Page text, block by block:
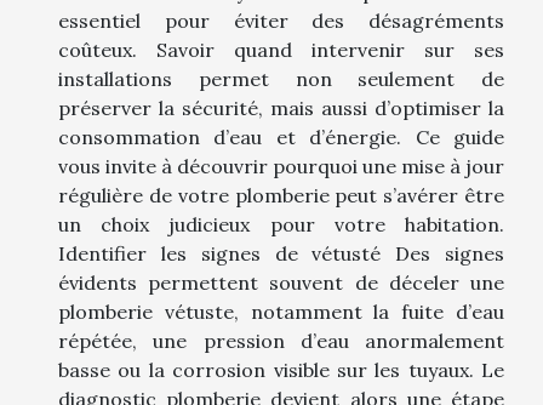
essentiel pour éviter des désagréments
coûteux. Savoir quand intervenir sur ses
installations permet non seulement de
préserver la sécurité, mais aussi d’optimiser la
consommation d’eau et d’énergie. Ce guide
vous invite à découvrir pourquoi une mise à jour
régulière de votre plomberie peut s’avérer être
un choix judicieux pour votre habitation.
Identifier les signes de vétusté Des signes
évidents permettent souvent de déceler une
plomberie vétuste, notamment la fuite d’eau
répétée, une pression d’eau anormalement
basse ou la corrosion visible sur les tuyaux. Le
diagnostic plomberie devient alors une étape